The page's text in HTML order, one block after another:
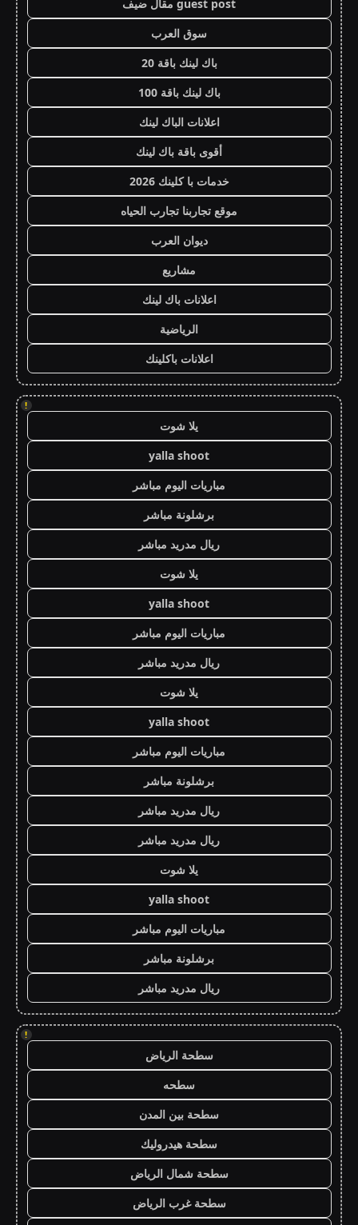
guest post مقال ضيف
سوق العرب
باك لينك باقة 20
باك لينك باقة 100
اعلانات الباك لينك
أقوى باقة باك لينك
خدمات با كلينك 2026
موقع تجاربنا تجارب الحياه
ديوان العرب
مشاريع
اعلانات باك لينك
الرياضية
اعلانات باكلينك
!
يلا شوت
yalla shoot
مباريات اليوم مباشر
برشلونة مباشر
ريال مدريد مباشر
يلا شوت
yalla shoot
مباريات اليوم مباشر
ريال مدريد مباشر
يلا شوت
yalla shoot
مباريات اليوم مباشر
برشلونة مباشر
ريال مدريد مباشر
ريال مدريد مباشر
يلا شوت
yalla shoot
مباريات اليوم مباشر
برشلونة مباشر
ريال مدريد مباشر
!
سطحة الرياض
سطحه
سطحة بين المدن
سطحة هيدروليك
سطحة شمال الرياض
سطحة غرب الرياض